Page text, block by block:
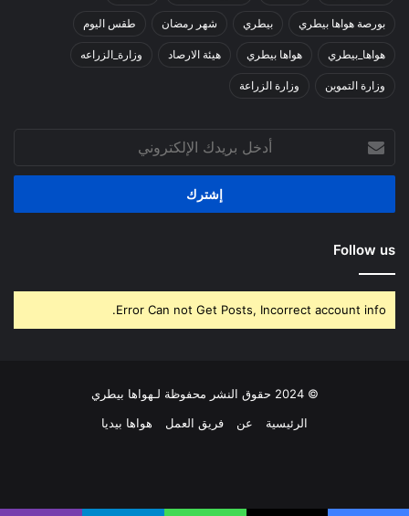
بورصة هواها بيطري بيطري شهر رمضان طقس اليوم
هواها_بيطري هواها بيطري هيئة الارصاد وزارة_الزراعه
وزارة التموين وزارة الزراعة
بريدك
الإلكتروني
Follow us
Error Can not Get Posts, Incorrect account info.
© 2024 حقوق النشر محفوظة لـهواها بيطري
الرئيسية
عن فريق العمل هواها بيديا